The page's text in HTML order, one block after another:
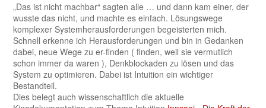
„Das ist nicht machbar“ sagten alle … und dann kam einer, der
wusste das nicht, und machte es einfach. Lösungswege
komplexer Systemherausforderungen begeisterten mich.
Schnell erkenne ich Herausforderungen und bin in Gedanken
dabei, neue Wege zu er-finden ( finden, weil sie vermutlich
schon immer da waren ), Denkblockaden zu lösen und das
System zu optimieren. Dabei ist Intuition ein wichtiger
Bestandteil.
Dies belegt auch wissenschaftlich die aktuelle